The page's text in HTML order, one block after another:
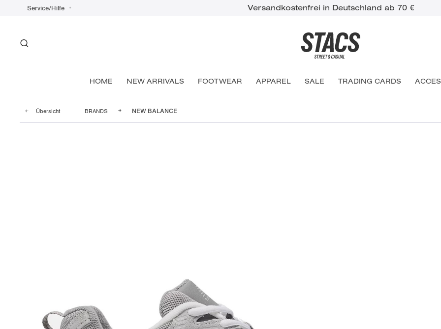
Service/Hilfe Versandkostenfrei in Deutschland ab 70 €
HOME NEW ARRIVALS FOOTWEAR APPAREL SALE TRADING CARDS
Übersicht BRANDS NEW BALANCE